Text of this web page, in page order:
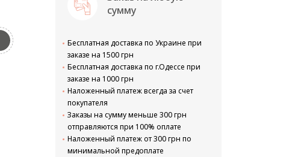
сумму
Бесплатная доставка по Украине при
заказе на 1500 грн
Бесплатная доставка по г.Одессе при
заказе на 1000 грн
Наложенный платеж всегда за счет
покупателя
Заказы на сумму меньше 300 грн
отправляются при 100% оплате
Наложенный платеж от 300 грн по
минимальной предоплате